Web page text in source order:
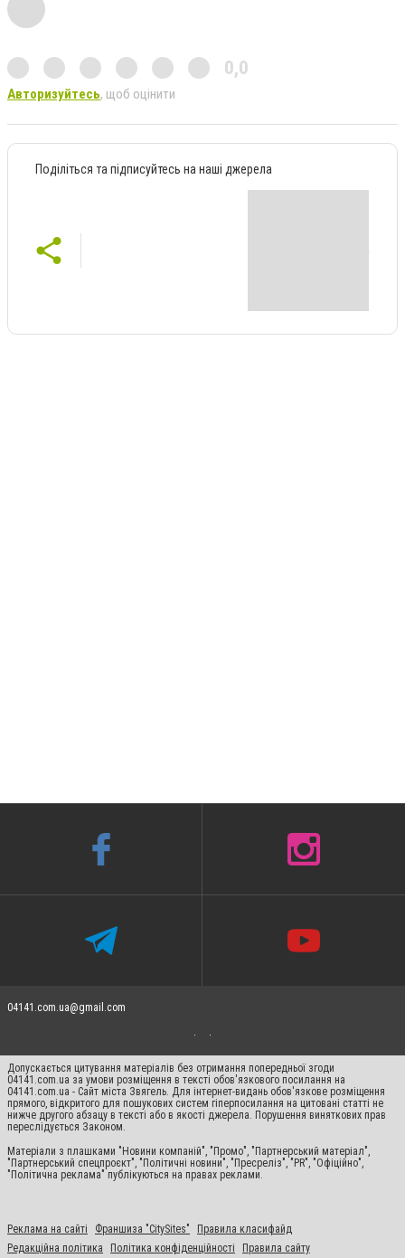
0,0
Авторизуйтесь, щоб оцінити
Поділіться та підписуйтесь на наші джерела
04141.com.ua@gmail.com
Допускається цитування матеріалів без отримання попередньої згоди
04141.com.ua за умови розміщення в тексті обов'язкового посилання на
04141.com.ua - Сайт міста Звягель. Для інтернет-видань обов'язкове розміщення
прямого, відкритого для пошукових систем гіперпосилання на цитовані статті не
нижче другого абзацу в тексті або в якості джерела. Порушення виняткових прав
переслідується Законом.
Матеріали з плашками "Новини компаній", "Промо", "Партнерський матеріал",
"Партнерський спецпроєкт", "Політичні новини", "Пресреліз", "PR", "Офіційно",
"Політична реклама" публікуються на правах реклами.
Реклама на сайті Франшиза "CitySites"
Правила класифайд
Редакційна політика
Політика конфіденційності Правила сайту